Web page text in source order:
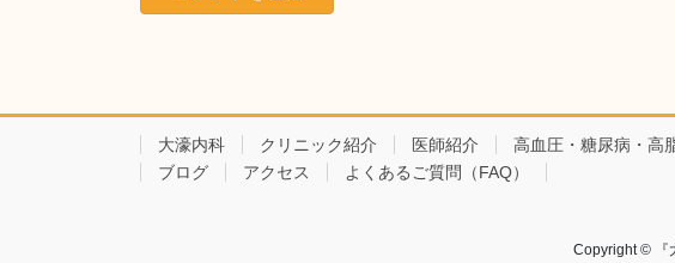
大濠内科 クリニック紹介 医師紹介 高血圧・糖尿病・高
ブログ
アクセス よくあるご質問（FAQ）
Copyright © 『